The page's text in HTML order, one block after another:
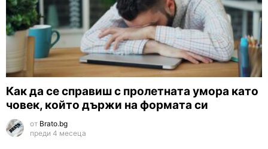
Как да се справиш с пролетната умора като
човек, който държи на формата си
от Brato.bg
преди 4 месеца